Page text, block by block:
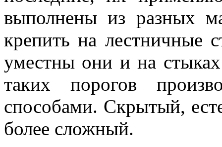
выполнены из разных
крепить на лестничные
уместны они и на
таких порогов
способами. Скрытый,
более сложный.